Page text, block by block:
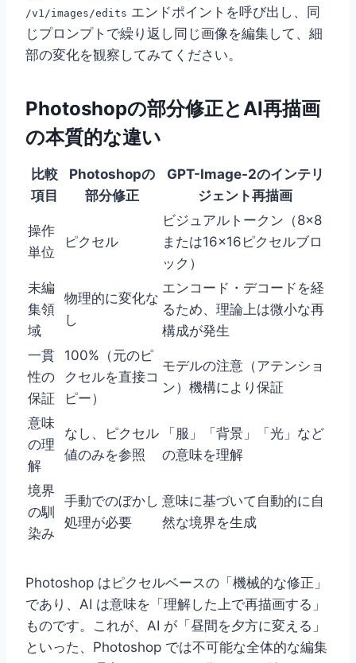
/v1/images/edits エンドポイントを呼び出し、同
じプロンプトで繰り返し同じ画像を編集して、細
部の変化を観察してみてください。
Photoshopの部分修正とAI再描画
の本質的な違い
比較
項目
Photoshopの
部分修正
GPT-Image-2のインテリ
ジェント再描画
操作
単位
ピクセル
ビジュアルトークン（8×8
または16×16ピクセルブロ
ック）
未編
集領
域
物理的に変化な
し
エンコード・デコードを経
るため、理論上は微小な再
構成が発生
一貫
性の
保証
100%（元のピ
クセルを直接コ
ピー）
モデルの注意（アテンショ
ン）機構により保証
意味
の理
解
なし、ピクセル
値のみを参照
「服」「背景」「光」など
の意味を理解
境界
の馴
染み
手動でのぼかし
処理が必要
意味に基づいて自動的に自
然な境界を生成
Photoshop はピクセルベースの「機械的な修正」
であり、AI は意味を「理解した上で再描画する」
ものです。これが、AI が「昼間を夕方に変える」
といった、Photoshop では不可能な全体的な編集